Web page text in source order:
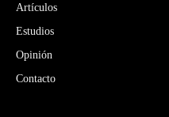
Artículos
Estudios
Opinión
Contacto